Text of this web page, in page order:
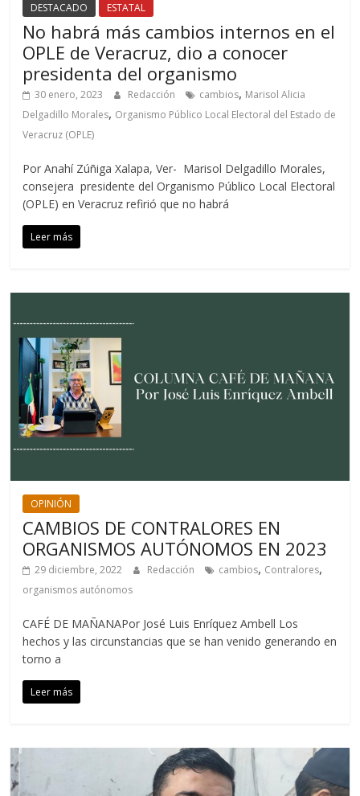
DESTACADO ESTATAL
No habrá más cambios internos en el
OPLE de Veracruz, dio a conocer
presidenta del organismo
30 enero, 2023 Redacción cambios, Marisol Alicia
Delgadillo Morales, Organismo Público Local Electoral del Estado de
Veracruz (OPLE)
Por Anahí Zúñiga Xalapa, Ver- Marisol Delgadillo Morales,
consejera presidente del Organismo Público Local Electoral
(OPLE) en Veracruz refirió que no habrá
Leer más
OPINIÓN
CAMBIOS DE CONTRALORES EN
ORGANISMOS AUTÓNOMOS EN 2023
29 diciembre, 2022 Redacción cambios, Contralores,
organismos autónomos
CAFÉ DE MAÑANAPor José Luis Enríquez Ambell Los
hechos y las circunstancias que se han venido generando en
torno a
Leer más